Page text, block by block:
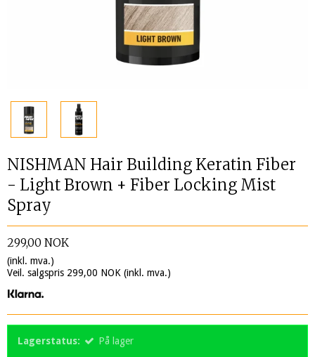
NISHMAN Hair Building Keratin Fiber
- Light Brown + Fiber Locking Mist
Spray
299,00 NOK
(inkl. mva.)
Veil. salgspris 299,00 NOK (inkl. mva.)
Lagerstatus: På lager